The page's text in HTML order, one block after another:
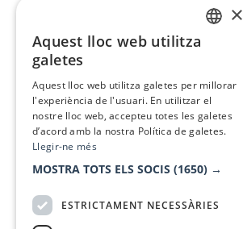
×
Aquest lloc web utilitza
galetes
Aquest lloc web utilitza galetes per millorar
l'experiència de l'usuari. En utilitzar el
nostre lloc web, accepteu totes les galetes
d’acord amb la nostra Política de galetes.
Llegir-ne més
MOSTRA TOTS ELS SOCIS (1650) →
ESTRICTAMENT NECESSÀRIES